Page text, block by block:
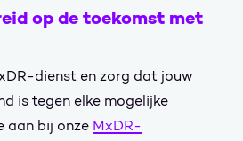
op de toekomst met
dienst en zorg dat jouw
is tegen elke mogelijke
aan bij onze MxDR-